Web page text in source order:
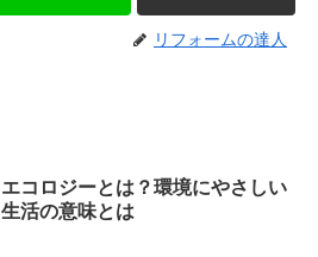
リフォームの達人
エコロジーとは？環境にやさしい
生活の意味とは